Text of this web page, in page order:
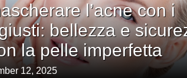
l’acne con i
bellezza e
la pelle imperfetta
12, 2025